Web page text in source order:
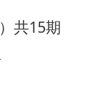
共15期